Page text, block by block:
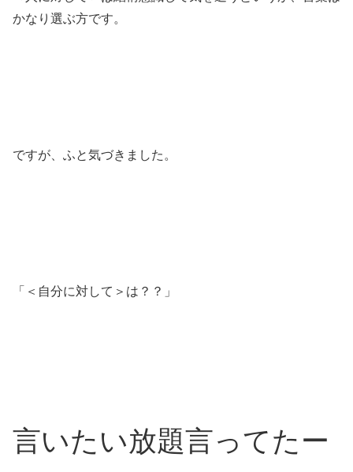
かなり選ぶ方です。
ですが、ふと気づきました。
「＜自分に対して＞は？？」
言いたい放題言ってたー